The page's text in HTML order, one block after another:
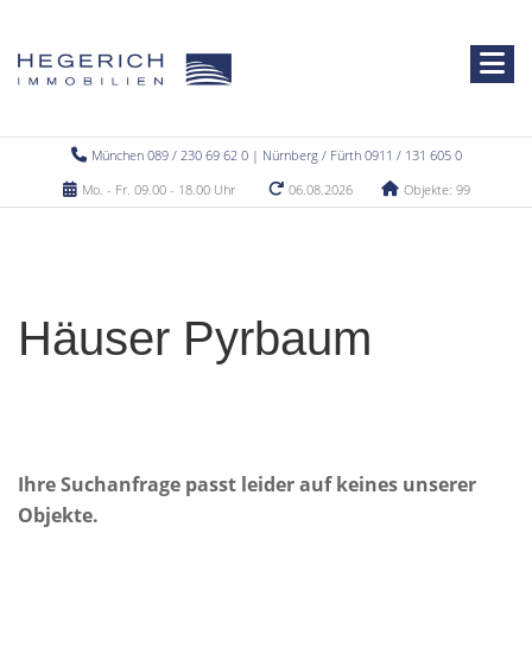
München 089 / 230 69 62 0 | Nürnberg / Fürth 0911 / 131 605 0
Mo. - Fr. 09.00 - 18.00 Uhr
06.08.2026 Objekte: 99
Häuser Pyrbaum
Ihre Suchanfrage passt leider auf keines unserer
Objekte.